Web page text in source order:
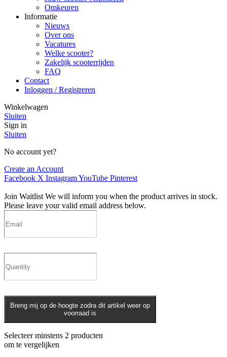
Omkeuren
Informatie
Nieuws
Over ons
Vacatures
Welke scooter?
Zakelijk scooterrijden
FAQ
Contact
Inloggen / Registreren
Winkelwagen
Sluiten
Sign in
Sluiten
No account yet?
Create an Account
Facebook X InstagramYouTube Pinterest
Join Waitlist We will inform you when the product arrives in stock.
Please leave your valid email address below.
Breng mij op de hoogte zodra dit artikel weer op
voorraad is
Selecteer minstens 2 producten
om te vergelijken